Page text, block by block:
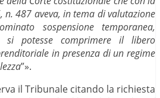
n. 487 aveva, in tema di valutazione
sospensione temporanea,
si potesse comprimere il libero
in presenza di un regime
”».
il Tribunale citando la richiesta